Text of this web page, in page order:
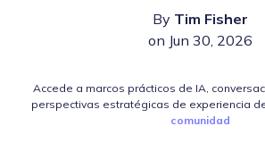
By Tim Fisher
on Jun 30, 2026
Accede a marcos prácticos de IA,
perspectivas estratégicas de experiencia
comunidad